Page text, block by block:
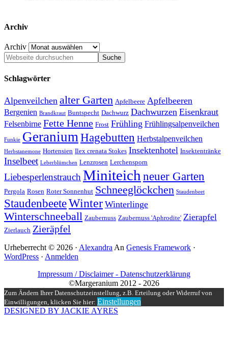
Archiv
Archiv
Schlagwörter
Alpenveilchen alter Garten Apfelbeere Apfelbeeren
Bergenien Brandkraut Buntspecht Dachwurz Dachwurzen Eisenkraut
Felsenbirne Fette Henne Frost Frühling Frühlingsalpenveilchen
Funkie GeraniumHagebutten Herbstalpenveilchen
Herbstanemone Hortensien Ilex crenata Stokes Insektenhotel Insektentränke
Inselbeet Leberblümchen Lenzrosen Lerchensporn
Liebesperlenstrauch Miniteich neuer Garten
Pergola Rosen Roter Sonnenhut Schneeglöckchen Staudenbeet
StaudenbeeteWinter Winterlinge
Winterschneeball Zaubernuss Zaubernuss 'Aphrodite' Zierapfel
Zierlauch Zieräpfel
Urheberrecht © 2026 · Alexandra An Genesis Framework ·
WordPress · Anmelden
Impressum / Disclaimer - Datenschutzerklärung
©Margeranium 2012 - 2026
Zum Ändern Ihrer Datenschutzeinstellung, z.B. Erteilung oder Widerruf von
Einwilligungen, klicken Sie hier: Einstellungen
DESIGNED BY JACKIE AYRES